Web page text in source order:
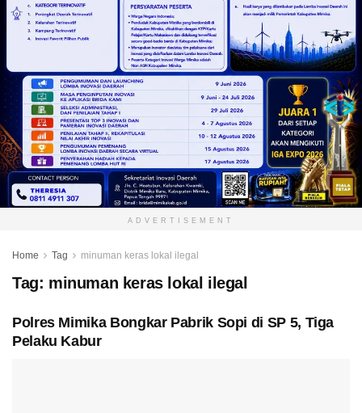
ADVERTISEMENT
Home Tag minuman keras lokal ilegal
Tag: minuman keras lokal ilegal
Polres Mimika Bongkar Pabrik Sopi di SP 5, Tiga
Pelaku Kabur